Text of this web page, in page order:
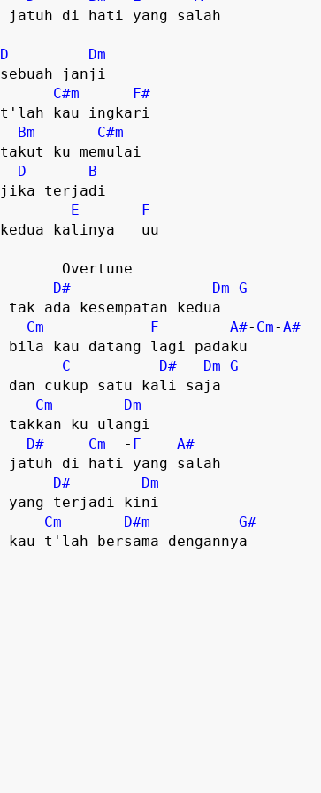
D
Dm
sebuah janji
C#m
F#
t'lah kau ingkari
Bm
C#m
takut ku memulai
D
B
jika terjadi
E
F
kedua kalinya   uu
D#
Dm G
Cm
F A#- Cm-A#
C
D# Dm G
Cm
Dm
D#
Cm
  -
F
A#
D#
Dm
Cm
D#m
G#
kau t'lah bersama dengannya